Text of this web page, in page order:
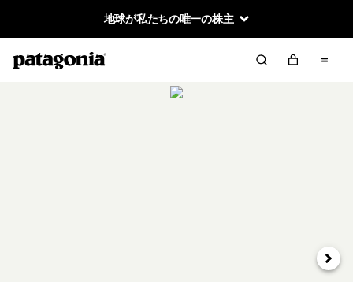
地球が私たちの唯一の株主
次へ